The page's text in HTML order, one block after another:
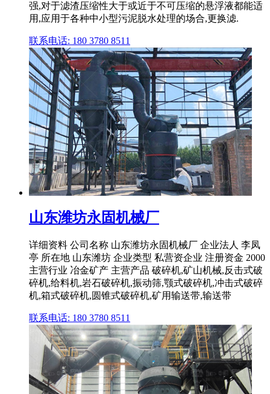
强,对于滤渣压缩性大于或近于不可压缩的悬浮液都能适
用,应用于各种中小型污泥脱水处理的场合,更换滤.
联系电话: 180 3780 8511
山东潍坊永固机械厂
详细资料 公司名称 山东潍坊永固机械厂 企业法人 李凤
亭 所在地 山东潍坊 企业类型 私营资企业 注册资金 2000
主营行业 冶金矿产 主营产品 破碎机,矿山机械,反击式破
碎机,给料机,岩石破碎机,振动筛,颚式破碎机,冲击式破碎
机,箱式破碎机,圆锥式破碎机,矿用输送带,输送带
联系电话: 180 3780 8511